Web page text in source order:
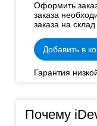
Оформить
заказа
заказа на
Добавить в
Гарантия
Почему